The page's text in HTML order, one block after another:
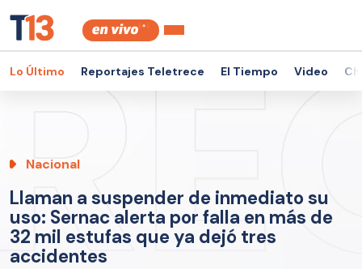
Lo Último Reportajes Teletrece El Tiempo Video
Nacional
Llaman a suspender de inmediato su
uso: Sernac alerta por falla en más de
32 mil estufas que ya dejó tres
accidentes